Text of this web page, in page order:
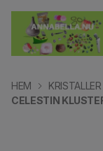
HEM KRISTALLER
CELESTIN